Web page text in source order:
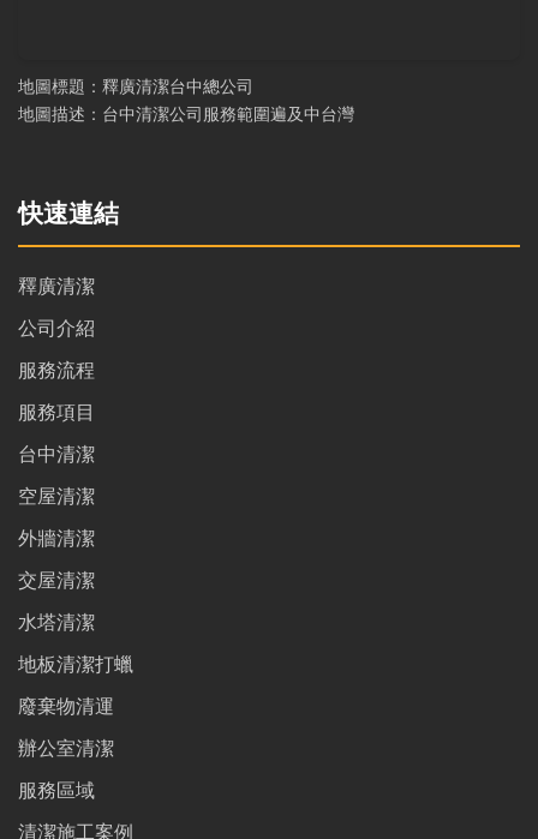
地圖標題：釋廣清潔台中總公司
地圖描述：台中清潔公司服務範圍遍及中台灣
快速連結
釋廣清潔
公司介紹
服務流程
服務項目
台中清潔
空屋清潔
外牆清潔
交屋清潔
水塔清潔
地板清潔打蠟
廢棄物清運
辦公室清潔
服務區域
清潔施工案例